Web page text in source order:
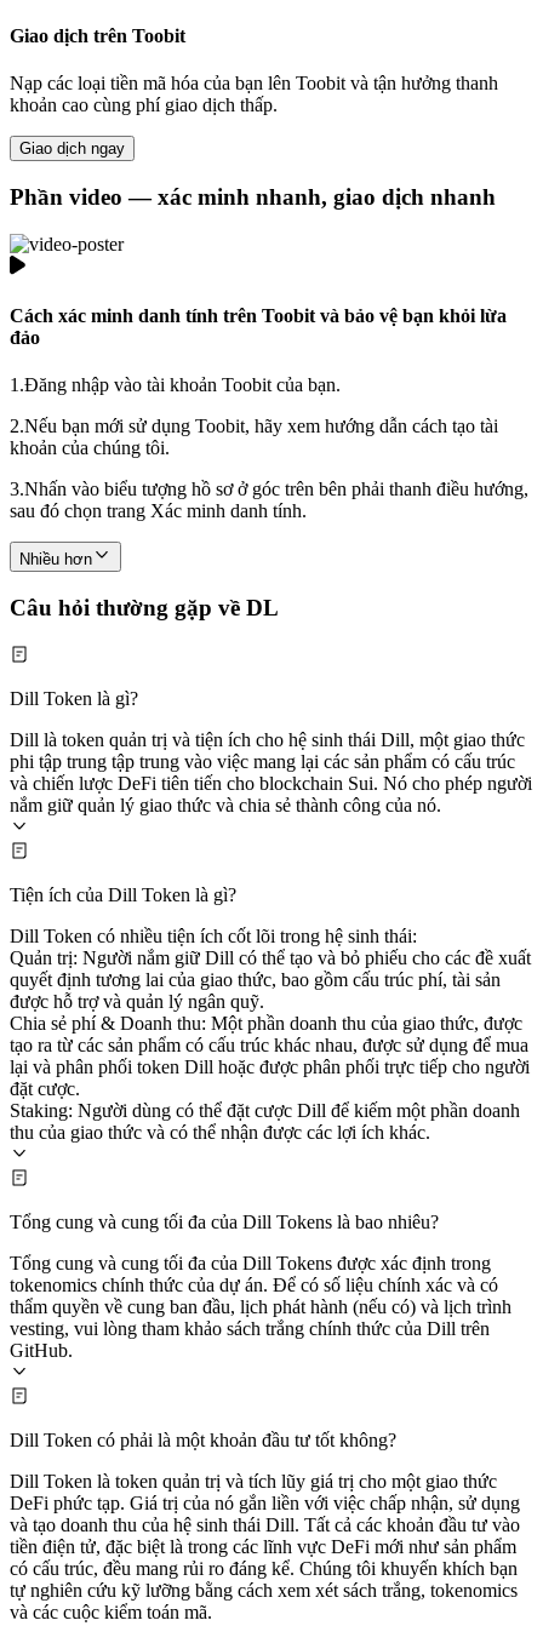
Giao dịch trên Toobit
Nạp các loại tiền mã hóa của bạn lên Toobit và tận hưởng thanh
khoản cao cùng phí giao dịch thấp.
Giao dịch ngay
Phần video — xác minh nhanh, giao dịch nhanh
Cách xác minh danh tính trên Toobit và bảo vệ bạn khỏi lừa
đảo
1.Đăng nhập vào tài khoản Toobit của bạn.
2.Nếu bạn mới sử dụng Toobit, hãy xem hướng dẫn cách tạo tài
khoản của chúng tôi.
3.Nhấn vào biểu tượng hồ sơ ở góc trên bên phải thanh điều hướng,
sau đó chọn trang Xác minh danh tính.
Nhiều hơn
Câu hỏi thường gặp về DL
Dill Token là gì?
Dill là token quản trị và tiện ích cho hệ sinh thái Dill, một giao thức
phi tập trung tập trung vào việc mang lại các sản phẩm có cấu trúc
và chiến lược DeFi tiên tiến cho blockchain Sui. Nó cho phép người
nắm giữ quản lý giao thức và chia sẻ thành công của nó.
Tiện ích của Dill Token là gì?
Dill Token có nhiều tiện ích cốt lõi trong hệ sinh thái:
Quản trị: Người nắm giữ Dill có thể tạo và bỏ phiếu cho các đề xuất
quyết định tương lai của giao thức, bao gồm cấu trúc phí, tài sản
được hỗ trợ và quản lý ngân quỹ.
Chia sẻ phí & Doanh thu: Một phần doanh thu của giao thức, được
tạo ra từ các sản phẩm có cấu trúc khác nhau, được sử dụng để mua
lại và phân phối token Dill hoặc được phân phối trực tiếp cho người
đặt cược.
Staking: Người dùng có thể đặt cược Dill để kiếm một phần doanh
thu của giao thức và có thể nhận được các lợi ích khác.
Tổng cung và cung tối đa của Dill Tokens là bao nhiêu?
Tổng cung và cung tối đa của Dill Tokens được xác định trong
tokenomics chính thức của dự án. Để có số liệu chính xác và có
thẩm quyền về cung ban đầu, lịch phát hành (nếu có) và lịch trình
vesting, vui lòng tham khảo sách trắng chính thức của Dill trên
GitHub.
Dill Token có phải là một khoản đầu tư tốt không?
Dill Token là token quản trị và tích lũy giá trị cho một giao thức
DeFi phức tạp. Giá trị của nó gắn liền với việc chấp nhận, sử dụng
và tạo doanh thu của hệ sinh thái Dill. Tất cả các khoản đầu tư vào
tiền điện tử, đặc biệt là trong các lĩnh vực DeFi mới như sản phẩm
có cấu trúc, đều mang rủi ro đáng kể. Chúng tôi khuyến khích bạn
tự nghiên cứu kỹ lưỡng bằng cách xem xét sách trắng, tokenomics
và các cuộc kiểm toán mã.